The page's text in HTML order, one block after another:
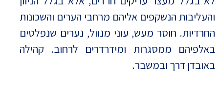
והעליבות הנשקפים אליהם מרחבי הערים והשכונות
החרדיות. חוסר מעש, עוני מנוול, נערים שנפלטים
באלפיהם ממסגרות ומידרדרים לרחוב. קהילה
באובדן דרך ובמשבר.